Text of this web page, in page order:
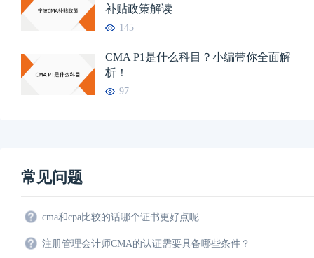
补贴政策解读
145
CMA P1是什么科目？小编带你全面解
析！
97
常见问题
cma和cpa比较的话哪个证书更好点呢
注册管理会计师CMA的认证需要具备哪些条件？